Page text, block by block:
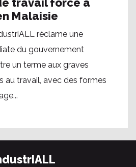
Malaisie
réclame une
du gouvernement
un terme aux graves
au travail, avec des formes